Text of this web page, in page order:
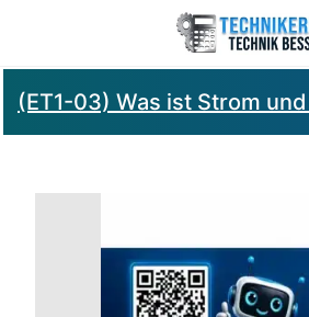
(ET1-03) Was ist Strom